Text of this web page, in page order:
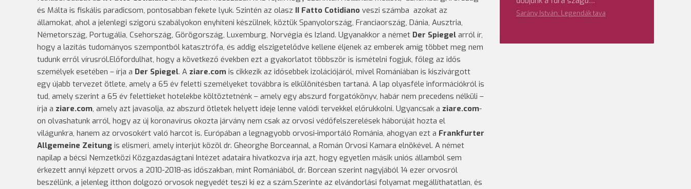
és Málta is fiskális paradicsom, pontosabban fekete lyuk. Szintén az olasz II Fatto Cotidiano veszi számba azokat az
államokat, ahol a jelenlegi szigorú szabályokon enyhíteni készülnek, köztük Spanyolország, Franciaország, Dánia, Ausztria,
Németország, Portugália, Csehország, Görögország, Luxemburg, Norvégia és Izland. Ugyanakkor a német Der Spiegel arról ír,
hogy a lazítás tudományos szempontból katasztrófa, és addig elszigetelődve kellene éljenek az emberek amíg többet meg nem
tudunk erről vírusról.Előfordulhat, hogy a következő években ezt a gyakorlatot többször is ismételni fogjuk, főleg az idős
személyek esetében – írja a Der Spiegel. A ziare.com is cikkezik az idősebbek izolációjáról, mivel Romániában is kiszivárgott
egy újabb tervezet ötlete, amely a 65 év feletti személyeket továbbra is elkülönítésben tartaná. A lap olyasféle információkról is
tud, amely szerint a 65 év felettieket hotelekbe költöztetnénk – amely egy abszurd forgatókönyv, habár nem precedens nélküli –
írja a ziare.com, amely azt javasolja, az abszurd ötletek helyett ideje lenne valódi tervekkel előrukkolni. Ugyancsak a ziare.com-
on olvashatunk arról, hogy az új koronavírus okozta járvány nem csak az orvosi védőfelszerelések háborúját hozta el
világunkra, hanem az orvosokért való harcot is. Európában a legnagyobb orvosi-importáló Románia, ahogyan ezt a Frankfurter
Allgemeine Zeitung is elismeri, amely interjút közöl dr. Gheorghe Borceannal, a Román Orvosi Kamara elnökével. A német
napilap a bécsi Nemzetközi Közgazdaságtani Intézet adataira hivatkozva írja azt, hogy egyetlen másik uniós államból sem
érkezett annyi képzett orvos a 2010-2018-as időszakban, mint Romániából, dr. Borcean szerint nagyjából 14 ezer orvosról
beszélünk, a jelenleg itthon dolgozó orvosok negyedét teszi ki ez a szám.Szerinte az elvándorlási folyamat megállíthatatlan, és
Sarány István: Legendák tava